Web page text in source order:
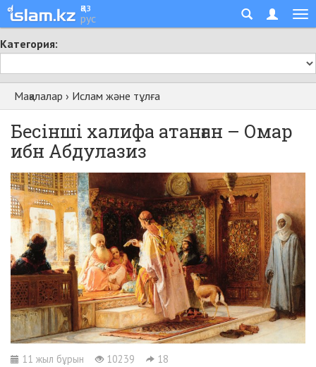
қаз
рус
Категория:
Мақалалар › Ислам және тұлға
Бесінші халифа атанған – Омар
ибн Абдулазиз
11 жыл бұрын 10239 18